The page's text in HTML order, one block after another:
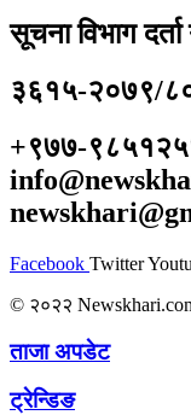
सूचना विभाग
३६१५-२०७९/
+९७७-
Facebook Twitter
© २०२२ Newskhari.com
ताजा अपडेट
ट्रेन्डिङ